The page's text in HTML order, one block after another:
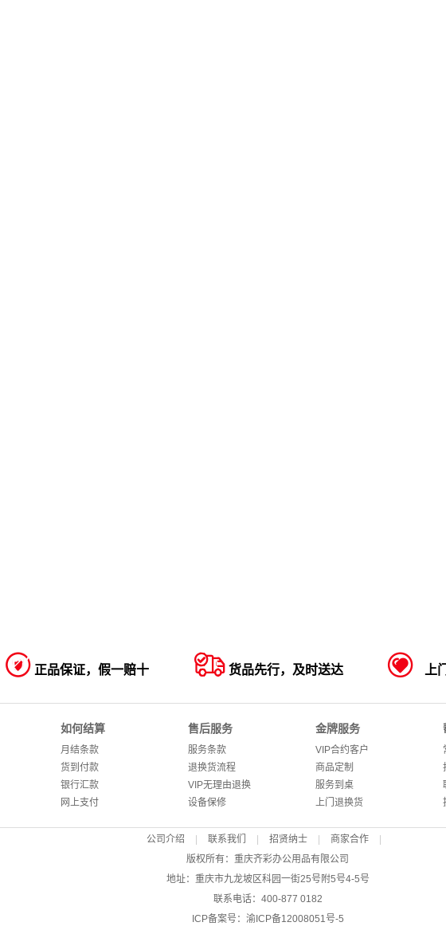
 正品保证，假一赔十 货品先行，及时送达  上
如何结算
月结条款
货到付款
银行汇款
网上支付
售后服务
服务条款
退换货流程
VIP无理由退换
设备保修
金牌服务
VIP合约客户
商品定制
服务到桌
上门退换货
公司介绍 联系我们 招贤纳士 商家合作
版权所有：重庆齐彩办公用品有限公司
地址：重庆市九龙坡区科园一街25号附5号4-5号
联系电话：400-877 0182
ICP备案号： 渝ICP备12008051号-5